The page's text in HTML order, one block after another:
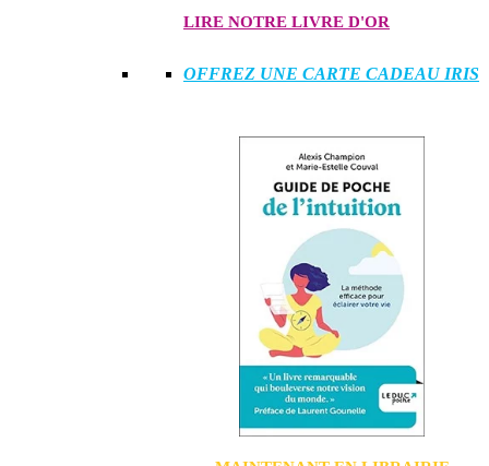
LIRE NOTRE LIVRE D'OR
OFFREZ UNE CARTE CADEAU IRIS